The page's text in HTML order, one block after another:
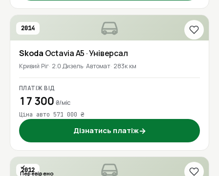
2014
Skoda Octavia A5 · Універсал
Кривий Ріг 2.0 Дизель Автомат 283к км
ПЛАТІЖ ВІД
17 300 ₴/міс
Ціна авто 571 000 ₴
Дізнатись платіж→
2012
Перевірено